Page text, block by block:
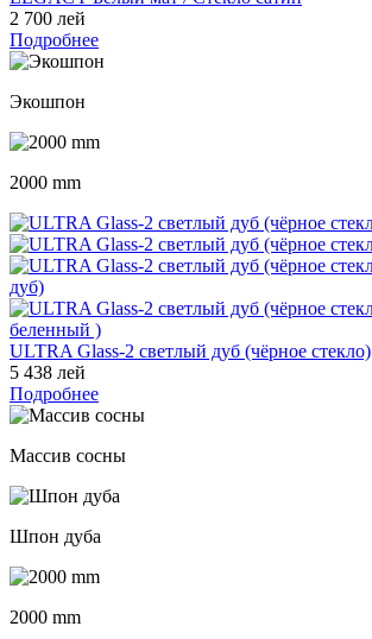
2 700 лей
Подробнее
Экошпон
2000 mm
ULTRA Glass-2 светлый дуб (чёрное стекло)
5 438 лей
Подробнее
Массив сосны
Шпон дуба
2000 mm